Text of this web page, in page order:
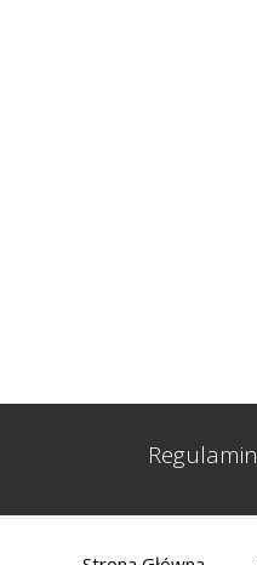
Regulamin